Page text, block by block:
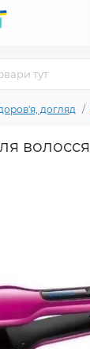
догляд
волосся